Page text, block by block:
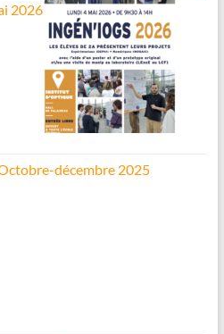
2026
décembre 2025